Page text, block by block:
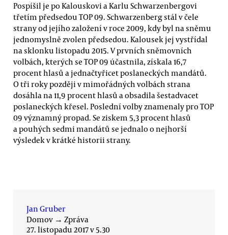
Pospíšil je po Kalouskovi a Karlu Schwarzenbergovi
třetím předsedou TOP 09. Schwarzenberg stál v čele
strany od jejího založení v roce 2009, kdy byl na sněmu
jednomyslně zvolen předsedou. Kalousek jej vystřídal
na sklonku listopadu 2015. V prvních sněmovních
volbách, kterých se TOP 09 účastnila, získala 16,7
procent hlasů a jednačtyřicet poslaneckých mandátů.
O tři roky později v mimořádných volbách strana
dosáhla na 11,9 procent hlasů a obsadila šestadvacet
poslaneckých křesel. Poslední volby znamenaly pro TOP
09 významný propad. Se ziskem 5,3 procent hlasů
a pouhých sedmi mandátů se jednalo o nejhorší
výsledek v krátké historii strany.
Jan Gruber
Domov → Zpráva
27. listopadu 2017 v 5.30